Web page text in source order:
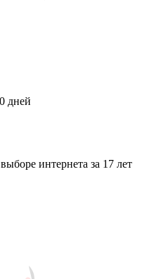
дней
интернета за 17 лет